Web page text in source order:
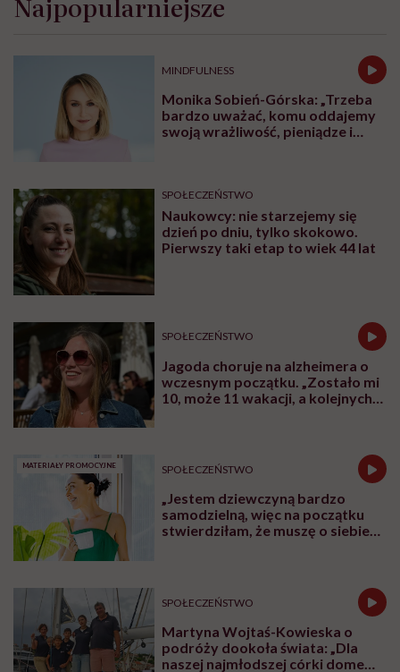
Czy obecność rodziców przy
hospitalizowanych dzieciach naprawdę
odpowiedź świata nauki jest jednoznaczna:
tak. Opieka skoncentrowana na rodzinie nie
jest dodatkiem do terapii, ale jej integralną
częścią.
Posłuchaj
Wysłuchasz w 65 min
W rozmowie z Karoliną Wierzbińską Katarzyna
Rodziewicz, prezeska Fundacji Dom Ronalda
McDonalda Polska opowiada o tym, dlaczego dzieci,
przy których są rodzice, zdrowieją szybciej i lepiej
szpitalach, o potrzebie bliskości, komunikacji i o tym,
dlaczego rodzic nie może czuć się tam jak intruz.